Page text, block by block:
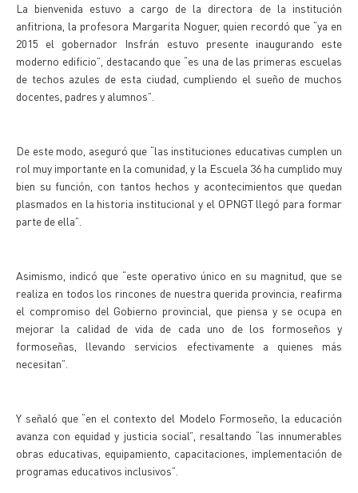
La bienvenida estuvo a cargo de la directora de la institución
anfitriona, la profesora Margarita Noguer, quien recordó que “ya en
2015 el gobernador Insfrán estuvo presente inaugurando este
moderno edificio”, destacando que “es una de las primeras escuelas
de techos azules de esta ciudad, cumpliendo el sueño de muchos
docentes, padres y alumnos”.
De este modo, aseguró que “las instituciones educativas cumplen un
rol muy importante en la comunidad, y la Escuela 36 ha cumplido muy
bien su función, con tantos hechos y acontecimientos que quedan
plasmados en la historia institucional y el OPNGT llegó para formar
parte de ella”.
Asimismo, indicó que “este operativo único en su magnitud, que se
realiza en todos los rincones de nuestra querida provincia, reafirma
el compromiso del Gobierno provincial, que piensa y se ocupa en
mejorar la calidad de vida de cada uno de los formoseños y
formoseñas, llevando servicios efectivamente a quienes más
necesitan”.
Y señaló que “en el contexto del Modelo Formoseño, la educación
avanza con equidad y justicia social”, resaltando “las innumerables
obras educativas, equipamiento, capacitaciones, implementación de
programas educativos inclusivos”.